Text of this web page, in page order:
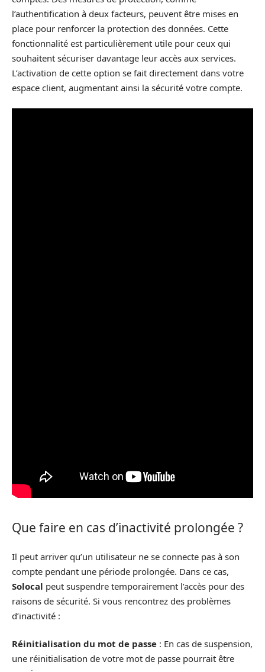
l’authentification à deux facteurs, peuvent être mises en
place pour renforcer la protection des données. Cette
fonctionnalité est particulièrement utile pour ceux qui
souhaitent sécuriser davantage leur accès aux services.
L’activation de cette option se fait directement dans votre
espace client, augmentant ainsi la sécurité votre compte.
Que faire en cas d’inactivité prolongée ?
Il peut arriver qu’un utilisateur ne se connecte pas à son
compte pendant une période prolongée. Dans ce cas,
Solocal peut suspendre temporairement l’accès pour des
raisons de sécurité. Si vous rencontrez des problèmes
d’inactivité :
Réinitialisation du mot de passe : En cas de suspension,
une réinitialisation de votre mot de passe pourrait être